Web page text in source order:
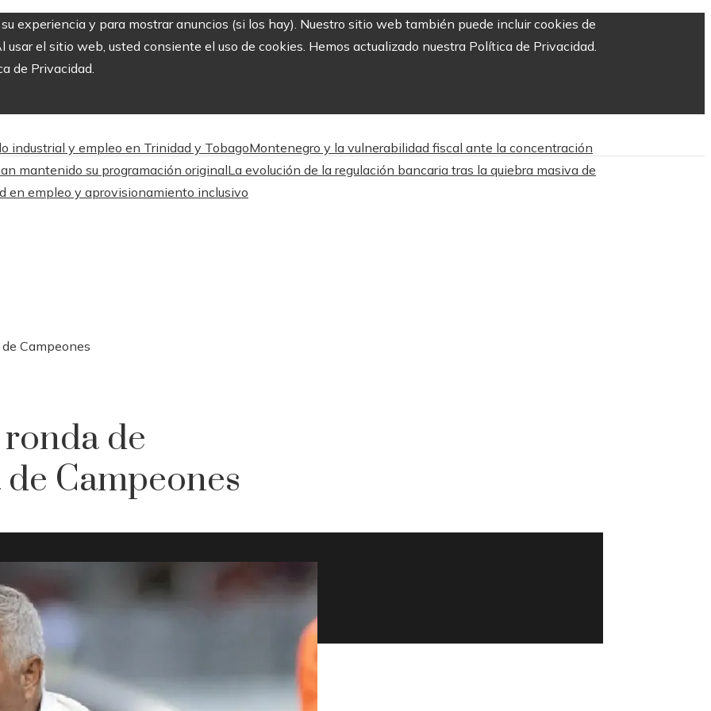
experiencia y para mostrar anuncios (si los hay). Nuestro sitio web también puede incluir cookies de
el sitio web, usted consiente el uso de cookies. Hemos actualizado nuestra Política de Privacidad.
de Privacidad.
industrial y empleo en Trinidad y TobagoMontenegro y la vulnerabilidad fiscal ante la concentración
mantenido su programación originalLa evolución de la regulación bancaria tras la quiebra masiva de
en empleo y aprovisionamiento inclusivo
Campeones
de
Campeones